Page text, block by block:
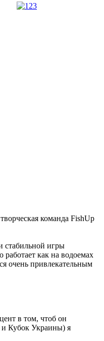
команда FishUp
стабильной игры
как на водоемах
очень привлекательным
в том, чтоб он
и Кубок Украины) я